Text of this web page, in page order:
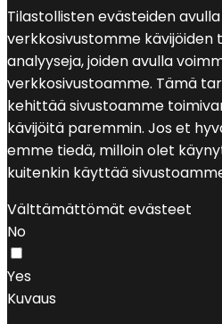
Tilastollisten evästeiden
verkkosivustomme
analyyseja, joiden avulla
verkkosivustoamme. Tämä
kehittää sivustoamme
kävijöitä paremmin. Jos et
emme tiedä, milloin olet
kuitenkin käyttää
Välttämättömät evästeet
No
Yes
Kuvaus